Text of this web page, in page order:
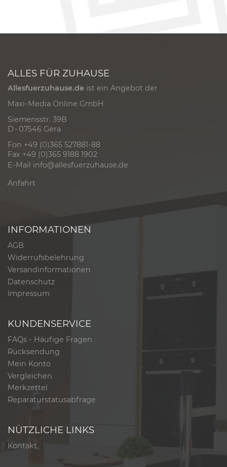
ALLES FÜR ZUHAUSE
Allesfuerzuhause.de ist ein Angebot der
Maxi-Media Online GmbH
Siemensstr. 39B
D - 07546 Gera
Fon +49 (0)365 527881-88
Fax +49 (0)365 9188 1902
E-Mail info@allesfuerzuhause.de
Anfahrt
INFORMATIONEN
AGB
Widerrufsbelehrung
Versandinformationen
Datenschutz
Impressum
KUNDENSERVICE
FAQs - Häufige Fragen
Rücksendung
Mein Konto
Vergleichen
Merkzettel
Reparaturstatusabfrage
NÜTZLICHE LINKS
Kontakt